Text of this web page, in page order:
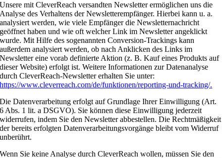
Unsere mit CleverReach versandten Newsletter ermöglichen uns die
Analyse des Verhaltens der Newsletterempfänger. Hierbei kann u. a.
analysiert werden, wie viele Empfänger die Newsletternachricht
geöffnet haben und wie oft welcher Link im Newsletter angeklickt
wurde. Mit Hilfe des sogenannten Conversion-Trackings kann
außerdem analysiert werden, ob nach Anklicken des Links im
Newsletter eine vorab definierte Aktion (z. B. Kauf eines Produkts auf
dieser Website) erfolgt ist. Weitere Informationen zur Datenanalyse
durch CleverReach-Newsletter erhalten Sie unter:
https://www.cleverreach.com/de/funktionen/reporting-und-tracking/.
Die Datenverarbeitung erfolgt auf Grundlage Ihrer Einwilligung (Art.
6 Abs. 1 lit. a DSGVO). Sie können diese Einwilligung jederzeit
widerrufen, indem Sie den Newsletter abbestellen. Die Rechtmäßigkeit
der bereits erfolgten Datenverarbeitungsvorgänge bleibt vom Widerruf
unberührt.
Wenn Sie keine Analyse durch CleverReach wollen, müssen Sie den